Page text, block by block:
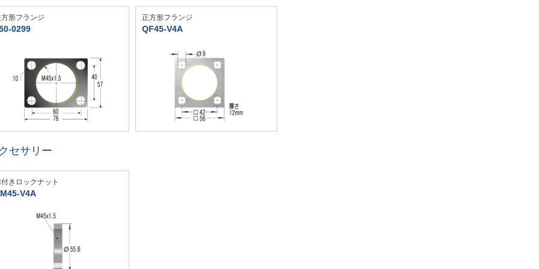
形フランジ
0299
正方形フランジ
QF45-V4A
セサリー
きロックナット
V4A